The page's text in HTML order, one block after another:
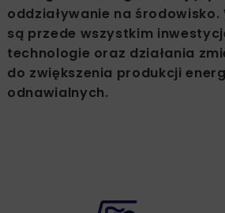
oddziaływanie na środowisko.
są przede wszystkim
technologie oraz działania
do zwiększenia produkcji
odnawialnych.